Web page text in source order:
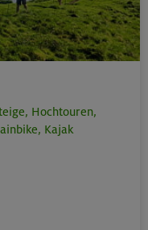
Hochtouren,
Kajak